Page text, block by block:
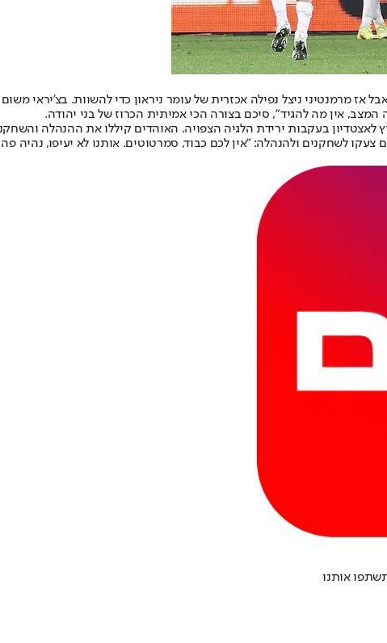
אז מרמנטיני ניצל נפילה אכזרית של עומר ניראון כדי להשוות.
אין מה להגיד", סיכם בצורה הכי אמיתית הכרוז של בני יהודה.
בעקבות ירידת הלגיה הצפויה. האוהדים קיללו את ההנהלה
לשחקנים ולהנהלה: "אין לכם כבוד, סמרטוטים. אותנו לא יעיפו,
אותנו